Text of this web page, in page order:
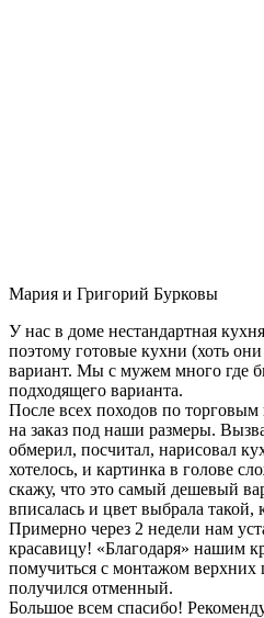
Мария и Григорий Бурковы
У нас в доме нестандартная
поэтому готовые кухни (хоть
вариант. Мы с мужем много где
подходящего варианта.
После всех походов по
на заказ под наши размеры.
обмерил, посчитал, нарисовал
хотелось, и картинка в голове
скажу, что это самый дешевый
вписалась и цвет выбрала такой,
Примерно через 2 недели нам
красавицу! «Благодаря» нашим
помучиться с монтажом верхних
получился отменный.
Большое всем спасибо!